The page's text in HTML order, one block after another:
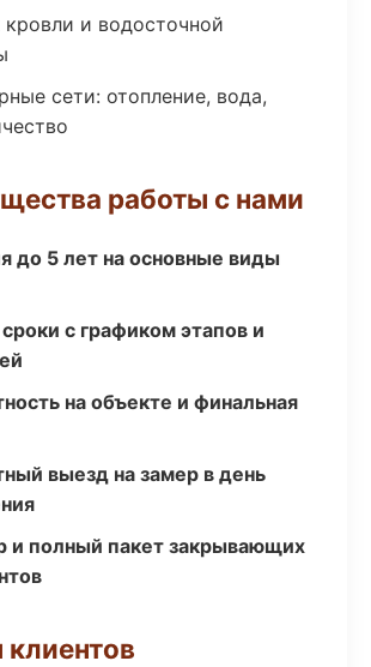
и водосточной
сети: отопление, вода,
работы с нами
до 5 лет на основные виды
с графиком этапов и
на объекте и финальная
выезд на замер в день
и полный пакет закрывающих